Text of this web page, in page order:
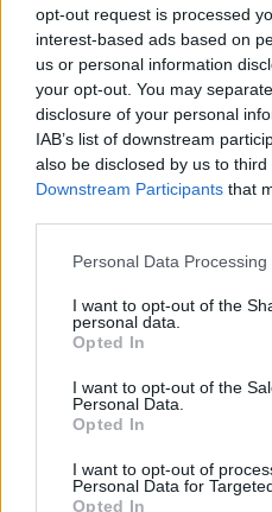
opt-out request is processed
interest-based ads based on
us or personal information
your opt-out. You may
disclosure of your personal
IAB’s list of downstream
also be disclosed by us to
Downstream Participants that
Please note that this website/
not limited to your visit or
grant or deny consent to
use your data for below
consent section.
Personal Data
I want to opt-out of the
personal data.
Opted In
I want to opt-out of the
Personal Data.
Opted In
I want to opt-out of
Personal Data for
Opted In